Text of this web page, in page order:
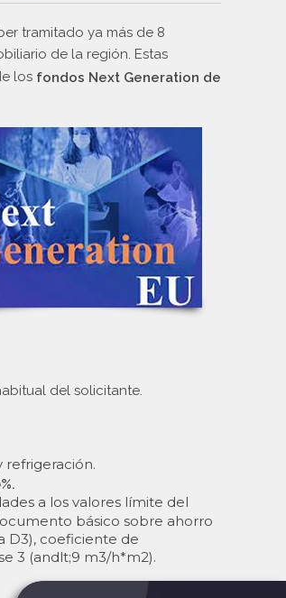
tramitado ya más de 8
de la región. Estas
los fondos Next Generation de
del solicitante.
refrigeración.
a los valores límite del
básico sobre ahorro
D3), coeficiente de
3 (andlt;9 m3/h*m2).